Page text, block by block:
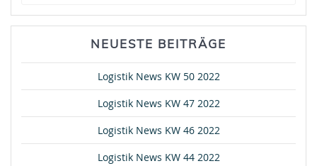
NEUESTE BEITRÄGE
Logistik News KW 50 2022
Logistik News KW 47 2022
Logistik News KW 46 2022
Logistik News KW 44 2022